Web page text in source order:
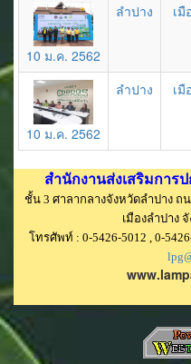
10 ม.ค. 2562
ลำปาง เมื
10 ม.ค. 2562
ลำปาง เมื
สำนักงานส่งเสริมการ
ชั้น 3 ศาลากลางจังหวัดลำปาง ถ
เมืองลำปาง
โทรศัพท์ : 0-5426-5012 , 0-